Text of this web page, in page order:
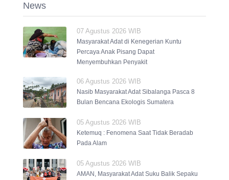
News
07 Agustus 2026 WIB
Masyarakat Adat di Kenegerian Kuntu
Percaya Anak Pisang Dapat
Menyembuhkan Penyakit
06 Agustus 2026 WIB
Nasib Masyarakat Adat Sibalanga Pasca 8
Bulan Bencana Ekologis Sumatera
05 Agustus 2026 WIB
Ketemuq : Fenomena Saat Tidak Beradab
Pada Alam
05 Agustus 2026 WIB
AMAN, Masyarakat Adat Suku Balik Sepaku